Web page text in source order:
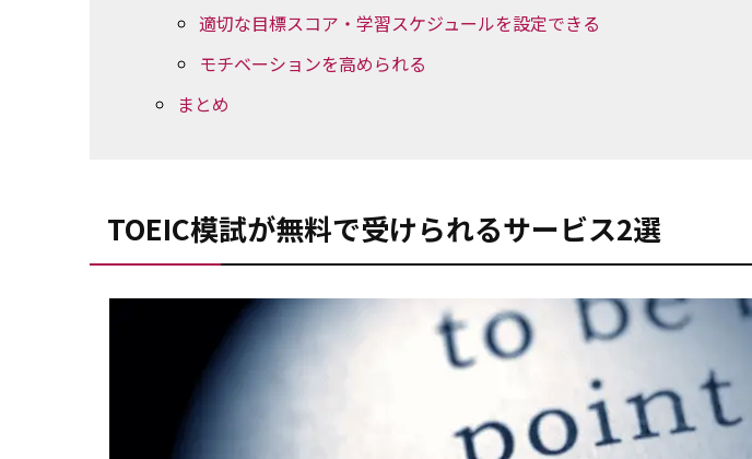
適切な目標スコア・学習スケジュールを設定できる
モチベーションを高められる
まとめ
TOEIC模試が無料で受けられるサービス2選